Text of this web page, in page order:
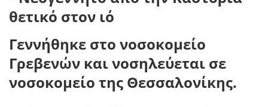
Γεννήθηκε στο νοσοκομείο
Γρεβενών και νοσηλεύεται σε
νοσοκομείο της Θεσσαλονίκης.